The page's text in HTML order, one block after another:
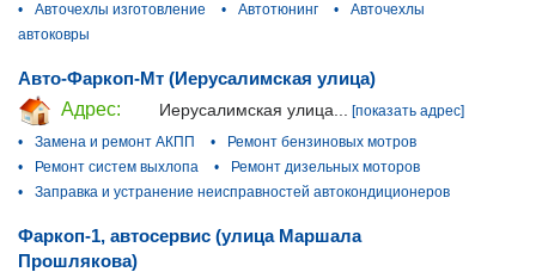
•
Авточехлы изготовление • Автотюнинг •
Авточехлы
автоковры
Авто-Фаркоп-Мт (Иерусалимская улица)
Адрес:
Иерусалимская улица... [показать адрес]
•
Замена и ремонт АКПП •
Ремонт бензиновых мотров
•
Ремонт систем выхлопа •
Ремонт дизельных моторов
•
Заправка и устранение неисправностей автокондиционеров
Фаркоп-1, автосервис (улица Маршала
Прошлякова)